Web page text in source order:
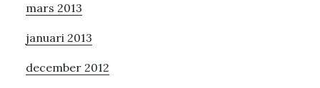
mars 2013
januari 2013
december 2012